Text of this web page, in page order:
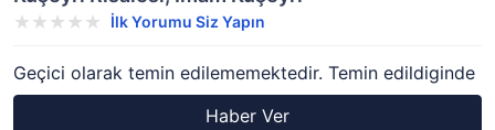
İlk Yorumu Siz Yapın
Geçici olarak temin edilememektedir. Temin edildiginde
Haber Ver